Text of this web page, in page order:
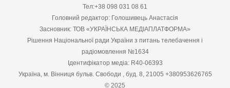
Тел:+38 098 031 08 61
Головний редактор: Голошивець Анастасія
Засновник: ТОВ «УКРАЇНСЬКА МЕДІАПЛАТФОРМА»
Рішення Національної ради України з питань телебачення і
радіомовлення №1634
Ідентифікатор медіа: R40-06393
Україна, м. Вінниця бульв. Свободи , буд. 8, 21005 +380953626765
© 2025